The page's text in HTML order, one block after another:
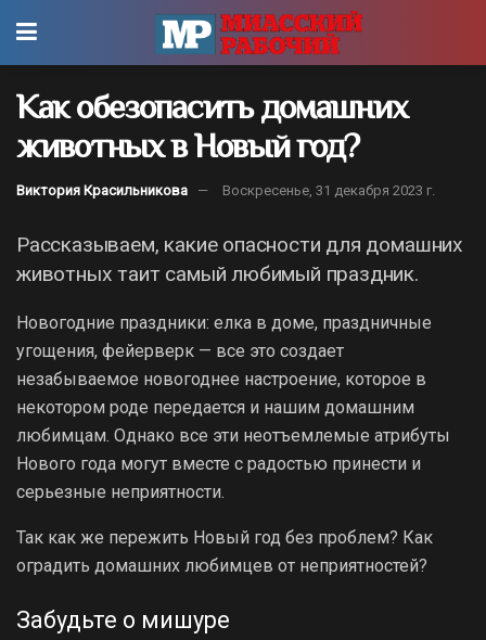
Как обезопасить домашних
животных в Новый год?
Виктория Красильникова Воскресенье, 31 декабря 2023 г.
Рассказываем, какие опасности для домашних
животных таит самый любимый праздник.
Новогодние праздники: елка в доме, праздничные
угощения, фейерверк — все это создает
незабываемое новогоднее настроение, которое в
некотором роде передается и нашим домашним
любимцам. Однако все эти неотъемлемые атрибуты
Нового года могут вместе с радостью принести и
серьезные неприятности.
Так как же пережить Новый год без проблем? Как
оградить домашних любимцев от неприятностей?
Забудьте о мишуре